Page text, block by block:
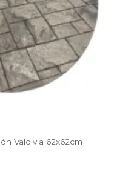
Valdivia 62x62cm